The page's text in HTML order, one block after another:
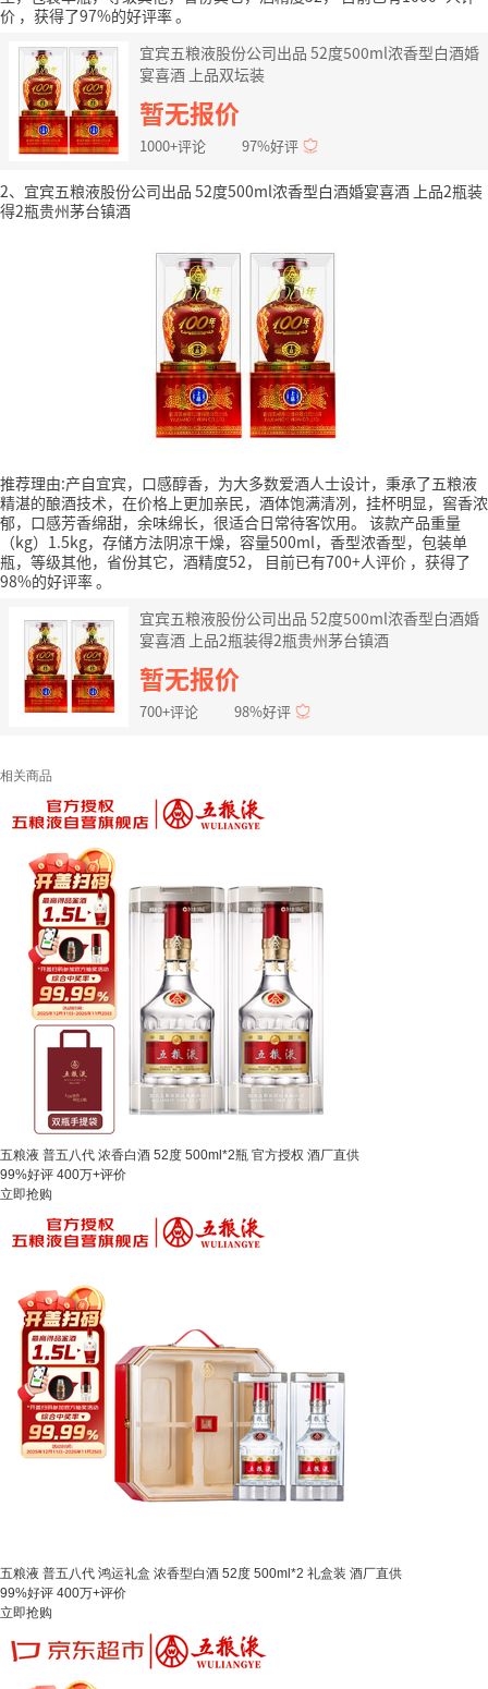
价 ，获得了97%的好评率。
宜宾五粮液股份公司出品 52度500ml浓香型白酒婚
宴喜酒 上品双坛装
暂无报价
1000+评论 97%好评
2、宜宾五粮液股份公司出品 52度500ml浓香型白酒婚宴喜酒 上品2瓶装
得2瓶贵州茅台镇酒
推荐理由:产自宜宾，口感醇香，为大多数爱酒人士设计，秉承了五粮液
精湛的酿酒技术，在价格上更加亲民，酒体饱满清冽，挂杯明显，窖香浓
郁，口感芳香绵甜，余味绵长，很适合日常待客饮用。 该款产品重量
（kg）1.5kg，存储方法阴凉干燥，容量500ml，香型浓香型，包装单
瓶，等级其他，省份其它，酒精度52，
目前已有700+人评价 ，获得了
98%的好评率。
宜宾五粮液股份公司出品 52度500ml浓香型白酒婚
宴喜酒 上品2瓶装得2瓶贵州茅台镇酒
暂无报价
700+评论 98%好评
相关商品
五粮液 普五八代 浓香白酒 52度 500ml*2瓶 官方授权 酒厂直供
99%好评 400万+评价
立即抢购
五粮液 普五八代 鸿运礼盒 浓香型白酒 52度 500ml*2 礼盒装 酒厂直供
99%好评 400万+评价
立即抢购